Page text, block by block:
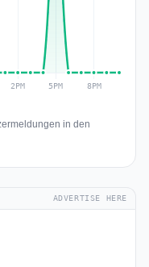
in den
ADVERTISE HERE